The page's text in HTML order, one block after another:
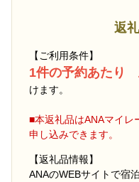
返
【ご利用条件】
1件の予約あたり
けます。
■本返礼品はANAマイレ
申し込みできます。
【返礼品情報】
ANAのWEBサイトで宿